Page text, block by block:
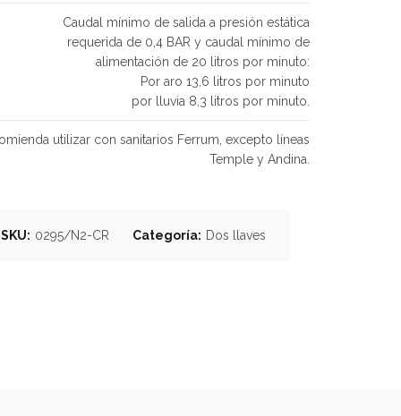
Caudal mínimo de salida a presión estática
requerida de 0,4 BAR y caudal mínimo de
alimentación de 20 litros por minuto:
Por aro 13,6 litros por minuto
por lluvia 8,3 litros por minuto.
utilizar con sanitarios Ferrum, excepto líneas
Temple y Andina.
SKU: 0295/N2-CR Categoría: Dos llaves